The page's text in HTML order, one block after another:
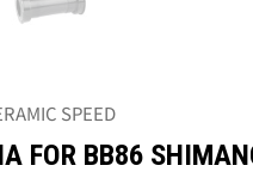
SPEED
FOR BB86